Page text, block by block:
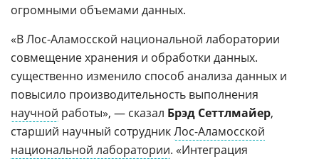
огромными объемами данных.
«В Лос-Аламосской национальной лаборатории
совмещение хранения и обработки данных.
существенно изменило способ анализа данных и
повысило производительность выполнения
научной работы», — сказал Брэд Сеттлмайер,
старший научный сотрудникЛос-Аламосской
национальной лаборатории. «Интеграция